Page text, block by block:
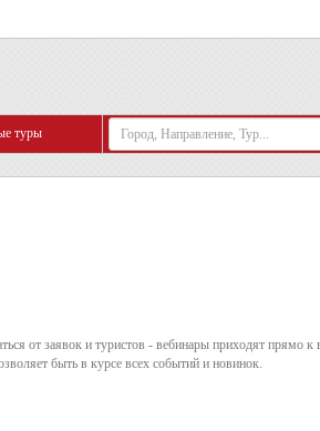
туры
от заявок и туристов - вебинары приходят прямо к
быть в курсе всех событий и новинок.